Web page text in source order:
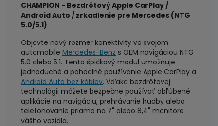
CHAMPION - Bezdrôtový Apple CarPlay /
Android Auto / zrkadlenie pre Mercedes (NTG
5.0/5.1)
Objavte nový rozmer konektivity vo svojom
automobile Mercedes-Benz s OEM navigáciou NTG
5.0 alebo 5.1. Tento špičkový modul umožňuje
jednoduché a pohodlné používanie Apple CarPlay a
Android Auto bez káblov. Vďaka bezdrôtovej
technológii môžete bezpečne používať obľúbené
aplikácie na navigáciu, prehrávanie hudby alebo
telefonovanie priamo na 7" alebo 8,4" monitore
vášho vozidla.